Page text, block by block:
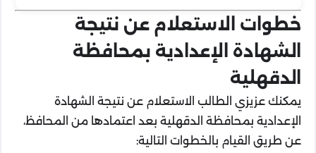
خطوات الاستعلام عن نتيجة
الشهادة الإعدادية بمحافظة
الدقهلية
يمكنك عزيزي الطالب الاستعلام عن نتيجة الشهادة
الإعدادية بمحافظة الدقهلية بعد اعتمادها من المحافظ،
عن طريق القيام بالخطوات التالية: